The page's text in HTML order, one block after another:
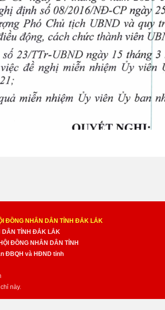
ĐỒNG NHÂN DÂN TỈNH ĐẮK LẮK
DÂN TỈNH ĐẮK LẮK
ĐỒNG NHÂN DÂN TỈNH
ĐBQH và HĐND tỉnh
này.